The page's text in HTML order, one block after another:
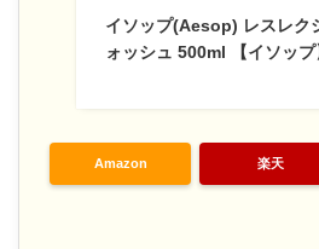
イソップ(Aesop) レスレク
ォッシュ 500ml 【イソッ
Amazon 楽天